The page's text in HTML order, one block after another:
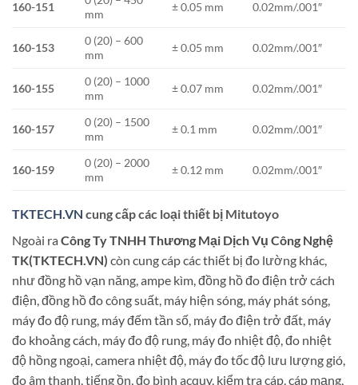
160-151
mm
± 0.05 mm 0.02mm/.001″
160-153
0 (20) – 600
mm
± 0.05 mm 0.02mm/.001″
160-155
0 (20) – 1000
mm
± 0.07 mm 0.02mm/.001″
160-157
0 (20) – 1500
mm
± 0.1 mm 0.02mm/.001″
160-159
0 (20) – 2000
mm
± 0.12 mm 0.02mm/.001″
TKTECH.VN cung cấp các loại thiết bị Mitutoyo
Ngoài ra Công Ty TNHH Thương Mại Dịch Vụ Công Nghệ
TK(TKTECH.VN) còn cung cáp các thiết bị đo lường khác,
như đồng hồ vạn năng, ampe kìm, đồng hồ đo điện trở cách
điện, đồng hồ đo công suất, máy hiện sóng, máy phát sóng,
máy đo độ rung, máy đếm tần số, máy đo điện trở đất, máy
đo khoảng cách, máy đo độ rung, máy đo nhiệt độ, đo nhiệt
độ hồng ngoại, camera nhiệt độ, máy đo tốc độ lưu lượng gió,
đo âm thanh, tiếng ồn, đo bình acquy, kiểm tra cáp, cáp mạng,